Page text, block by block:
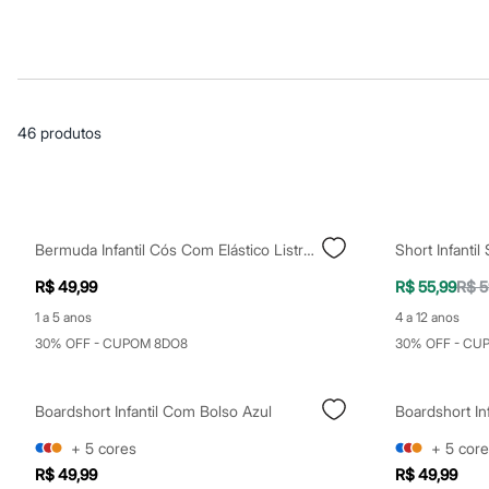
Shorts e Bermudas
Acessórios
Bolsas
Relógios
Calçados
Botas
Chinelos
Rasteirinhas
Sandálias
City
Clock House
Mindset
Sawary
46 produtos
Bermuda Infantil Cós Com Elástico Listrada Azul
R$ 49,99
1 a 5 anos
30% OFF - CUPOM 8DO8
R$ 55,99R$
4 a 12 anos
30% OFF -
Boardshort Infantil Com Bolso Azul
+ 5 cores
R$ 49,99
Boardshort
+ 5
R$ 49,99